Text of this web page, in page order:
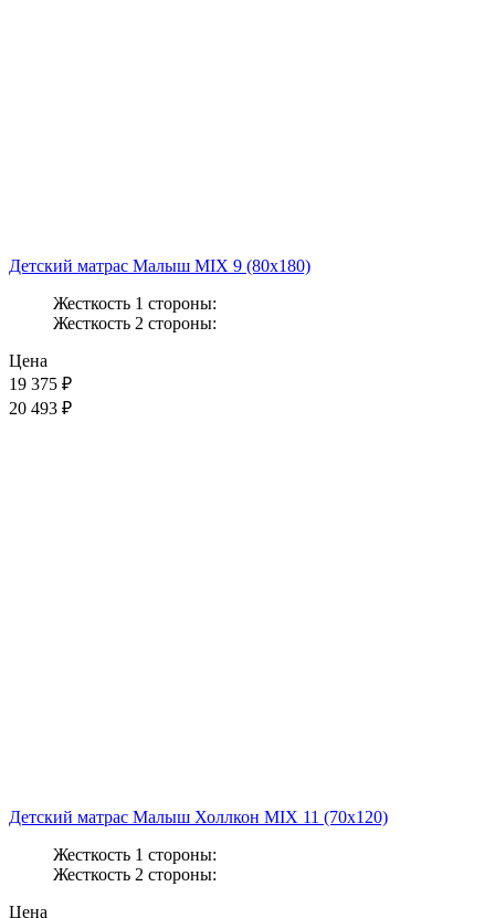
Детский матрас Малыш MIX 9 (80x180)
Жесткость 1 стороны:
Жесткость 2 стороны:
Цена
19 375 ₽
20 493 ₽
Детский матрас Малыш Холлкон MIX 11 (70x120)
Жесткость 1 стороны:
Жесткость 2 стороны:
Цена